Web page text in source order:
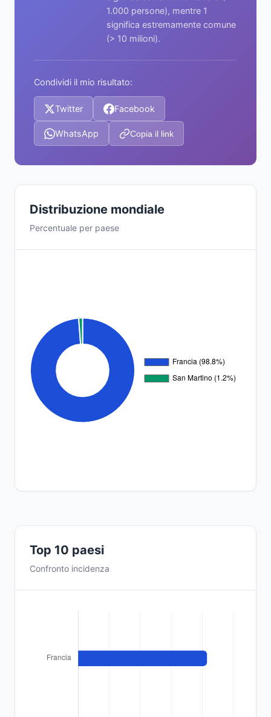
1.000 persone), mentre 1
significa estremamente comune
(> 10 milioni).
Condividi il mio risultato:
Twitter Facebook
WhatsApp Copia il link
Distribuzione mondiale
Percentuale per paese
Top 10 paesi
Confronto incidenza